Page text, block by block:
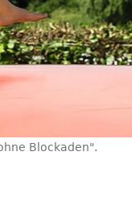
Blockaden".